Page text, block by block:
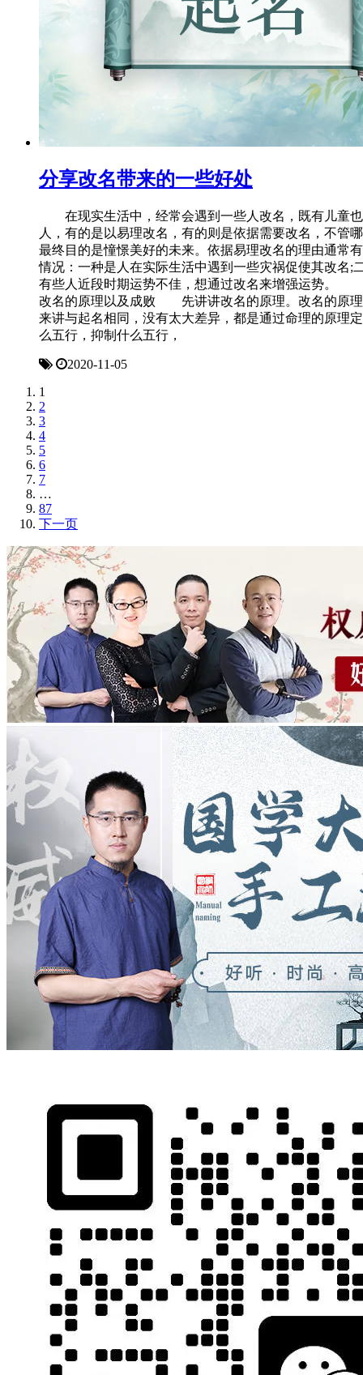
分享改名带来的一些好处
在现实生活中，经常会遇到一些人改名，既有儿童
人，有的是以易理改名，有的则是依据需要改名，不管
最终目的是憧憬美好的未来。依据易理改名的理由通常
情况：一种是人在实际生活中遇到一些灾祸促使其改名;
有些人近段时期运势不佳，想通过改名来增强运势。
改名的原理以及成败 先讲讲改名的原理。改名的原
来讲与起名相同，没有太大差异，都是通过命理的原理
么五行，抑制什么五行，
2020-11-05
1
2
3
4
5
6
7
…
87
下一页